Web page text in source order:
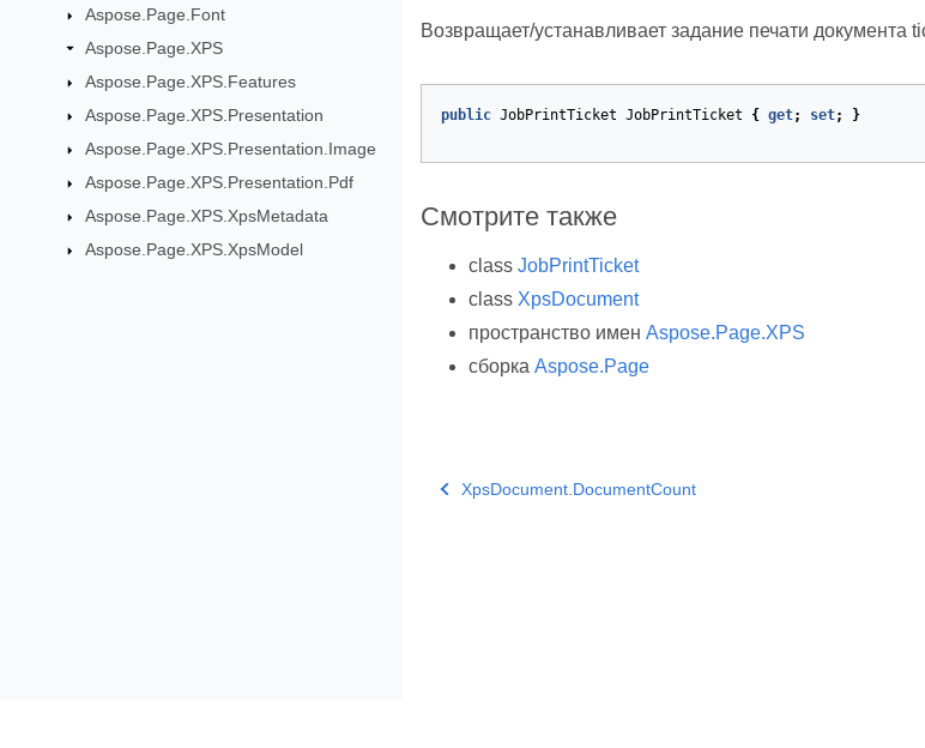
Aspose.Page.Font
Aspose.Page.XPS
Aspose.Page.XPS.Features
Aspose.Page.XPS.Presentation
Aspose.Page.XPS.Presentation.Image
Aspose.Page.XPS.Presentation.Pdf
Aspose.Page.XPS.XpsMetadata
Aspose.Page.XPS.XpsModel
Возвращает/устанавливает задание печати документа
public JobPrintTicket JobPrintTicket { get; set; }
Смотрите также
class JobPrintTicket
class XpsDocument
пространство имен Aspose.Page.XPS
сборка Aspose.Page
XpsDocument.DocumentCount